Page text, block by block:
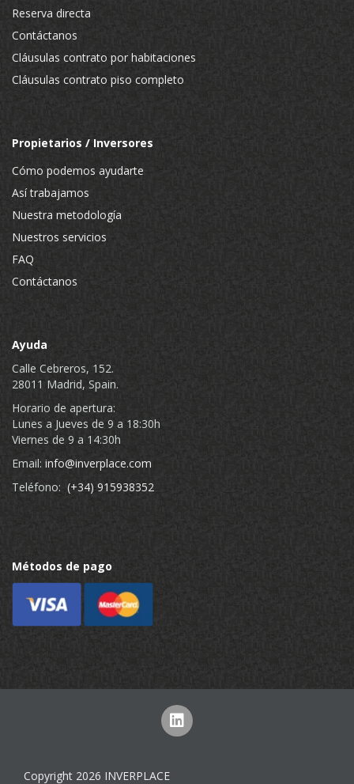
Reserva directa
Contáctanos
Cláusulas contrato por habitaciones
Cláusulas contrato piso completo
Propietarios / Inversores
Cómo podemos ayudarte
Así trabajamos
Nuestra metodología
Nuestros servicios
FAQ
Contáctanos
Ayuda
Calle Cebreros, 152.
28011 Madrid, Spain.
Horario de apertura:
Lunes a Jueves de 9 a 18:30h
Viernes de 9 a 14:30h
Email: info@inverplace.com
Teléfono: (+34) 915938352
Métodos de pago
Copyright 2026 INVERPLACE